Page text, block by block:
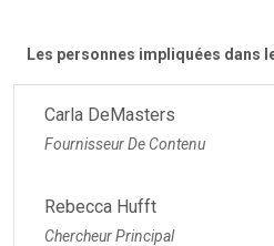
Les personnes impliquées dans
Carla DeMasters
Fournisseur De Contenu
Rebecca Hufft
Chercheur Principal